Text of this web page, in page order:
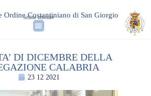
Ordine Costantiniano di San Giorgio
ordine ufficiale
DI DICEMBRE DELLA
CALABRIA
23 12 2021